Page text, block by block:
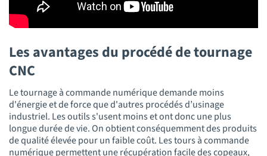
Les avantages du procédé de tournage
CNC
Le tournage à commande numérique demande moins
d'énergie et de force que d'autres procédés d’usinage
industriel. Les outils s'usent moins et ont donc une plus
longue durée de vie. On obtient conséquemment des produits
de qualité élevée pour un faible coût. Les tours à commande
numérique permettent une récupération facile des copeaux,